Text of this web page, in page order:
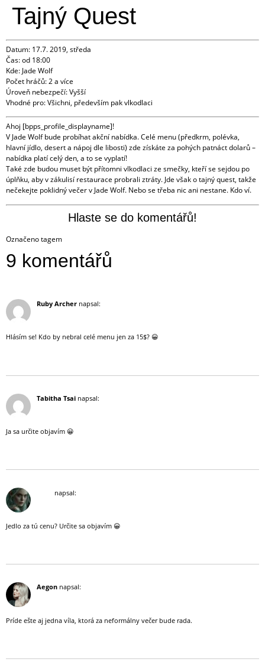
Tajný Quest
Datum: 17.7. 2019, středa
Čas: od 18:00
Kde: Jade Wolf
Počet hráčů: 2 a více
Úroveň nebezpečí: Vyšší
Vhodné pro: Všichni, především pak vlkodlaci
Ahoj [bpps_profile_displayname]!
V Jade Wolf bude probíhat akční nabídka. Celé menu (předkrm, polévka,
hlavní jídlo, desert a nápoj dle libosti) zde získáte za pohých patnáct dolarů –
nabídka platí celý den, a to se vyplatí!
Také zde budou muset být přítomni vlkodlaci ze smečky, kteří se sejdou po
úplňku, aby v zákulisí restaurace probrali ztráty. Jde však o tajný quest, takže
nečekejte poklidný večer v Jade Wolf. Nebo se třeba nic ani nestane. Kdo ví.
Hlaste se do komentářů!
Označeno tagem
9 komentářů
Ruby Archer napsal:
Hlásím se! Kdo by nebral celé menu jen za 15$? 😀
Tabitha Tsai napsal:
Ja sa určite objavím 😀
napsal:
Jedlo za tú cenu? Určite sa objavím 😀
Aegon napsal:
Príde ešte aj jedna víla, ktorá za neformálny večer bude rada.